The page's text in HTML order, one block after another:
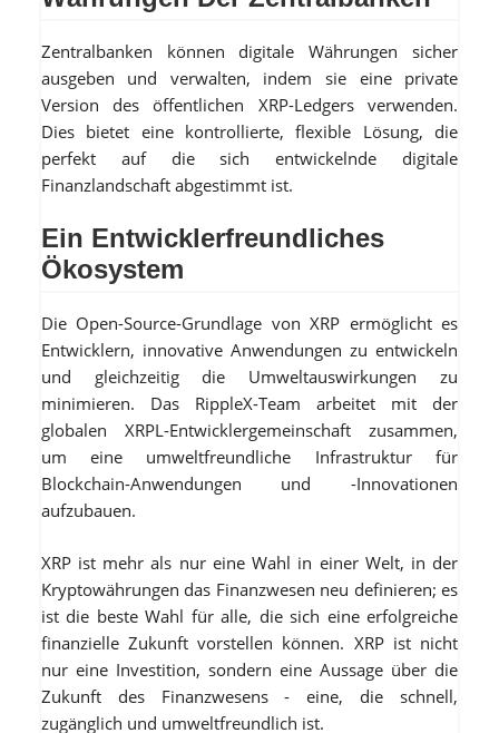
Zentralbanken können digitale Währungen sicher
ausgeben und verwalten, indem sie eine private
Version des öffentlichen XRP-Ledgers verwenden.
Dies bietet eine kontrollierte, flexible Lösung, die
perfekt auf die sich entwickelnde digitale
Finanzlandschaft abgestimmt ist.
Ein Entwicklerfreundliches
Ökosystem
Die Open-Source-Grundlage von XRP ermöglicht es
Entwicklern, innovative Anwendungen zu entwickeln
und gleichzeitig die Umweltauswirkungen zu
minimieren. Das RippleX-Team arbeitet mit der
globalen XRPL-Entwicklergemeinschaft zusammen,
um eine umweltfreundliche Infrastruktur für
Blockchain-Anwendungen und -Innovationen
aufzubauen.
XRP ist mehr als nur eine Wahl in einer Welt, in der
Kryptowährungen das Finanzwesen neu definieren; es
ist die beste Wahl für alle, die sich eine erfolgreiche
finanzielle Zukunft vorstellen können. XRP ist nicht
nur eine Investition, sondern eine Aussage über die
Zukunft des Finanzwesens - eine, die schnell,
zugänglich und umweltfreundlich ist.